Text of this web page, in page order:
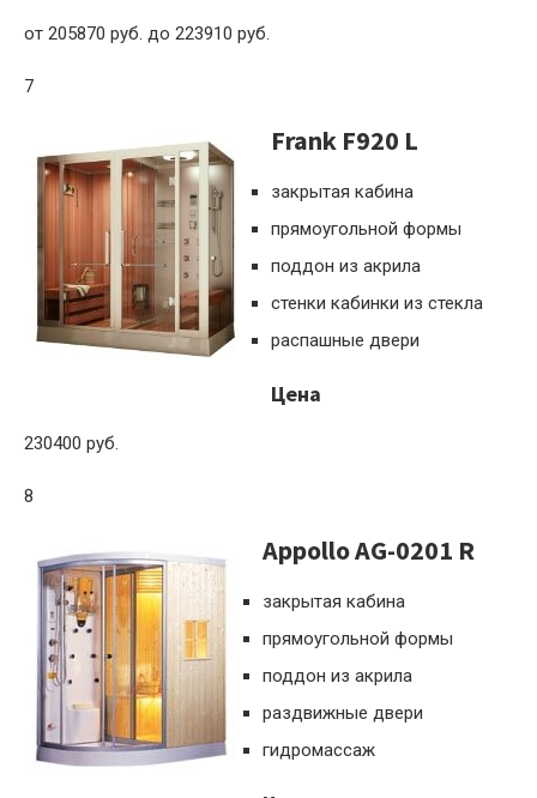
от 205870 руб. до 223910 руб.
7
Frank F920 L
закрытая кабина
прямоугольной формы
поддон из акрила
стенки кабинки из стекла
распашные двери
Цена
230400 руб.
8
Appollo AG-0201 R
закрытая кабина
прямоугольной формы
поддон из акрила
раздвижные двери
гидромассаж